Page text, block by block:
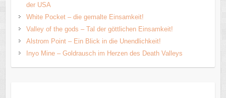
der USA
White Pocket – die gemalte Einsamkeit!
Valley of the gods – Tal der göttlichen Einsamkeit!
Alstrom Point – Ein Blick in die Unendlichkeit!
Inyo Mine – Goldrausch im Herzen des Death Valleys